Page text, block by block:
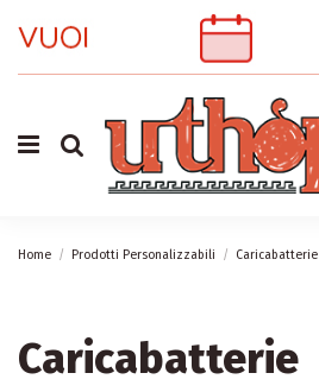
Home Prodotti Personalizzabili Caricabatterie
Caricabatterie